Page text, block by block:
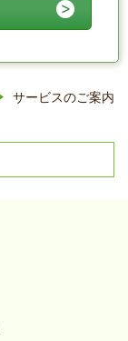
サービスのご案内